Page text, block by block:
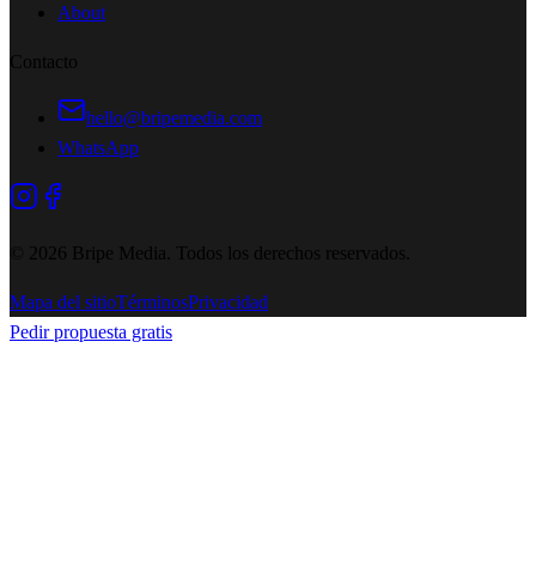
About
Contacto
hello@bripemedia.com
WhatsApp
© 2026 Bripe Media. Todos los derechos reservados
Mapa del sitioTérminosPrivacidad
Pedir propuesta gratis